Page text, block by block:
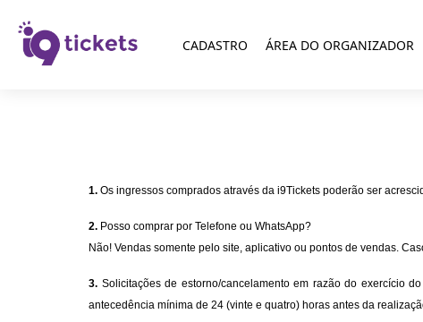
CADASTRO ÁREA DO ORGANIZADOR
1. Os ingressos comprados através da i9Tickets poderão ser
2. Posso comprar por Telefone ou WhatsApp?
Não! Vendas somente pelo site, aplicativo ou pontos de vendas.
3. Solicitações de estorno/cancelamento em razão do exercício
antecedência mínima de 24 (vinte e quatro) horas antes da